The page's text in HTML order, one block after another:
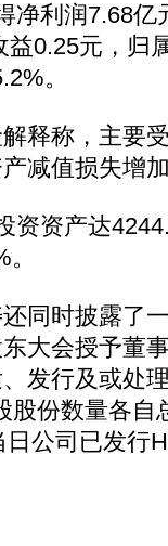
净利润7.68亿
0.25元，归
。
称，主要
减值损失增
资产达
时披露了
大会授予董
发行及或处
股份数量各自
公司已发行